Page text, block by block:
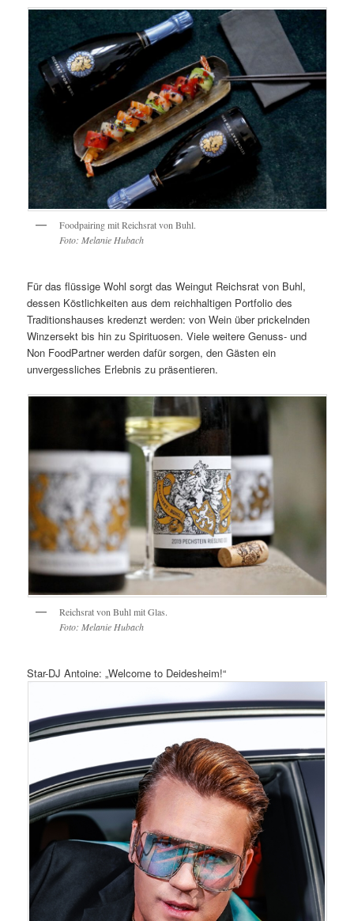
Foodpairing mit Reichsrat von Buhl.
Foto: Melanie Hubach
Für das flüssige Wohl sorgt das Weingut Reichsrat von Buhl,
dessen Köstlichkeiten aus dem reichhaltigen Portfolio des
Traditionshauses kredenzt werden: von Wein über prickelnden
Winzersekt bis hin zu Spirituosen. Viele weitere Genuss- und
Non FoodPartner werden dafür sorgen, den Gästen ein
unvergessliches Erlebnis zu präsentieren.
Reichsrat von Buhl mit Glas.
Foto: Melanie Hubach
Star-DJ Antoine: „Welcome to Deidesheim!“